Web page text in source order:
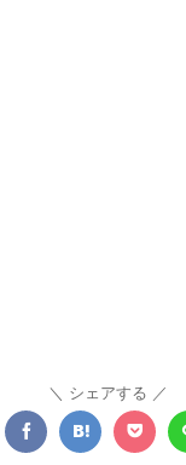
シェアする